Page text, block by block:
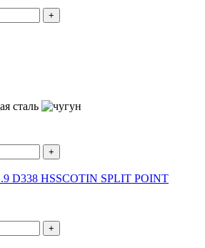
+
+
D338 HSSCOTIN SPLIT POINT
+